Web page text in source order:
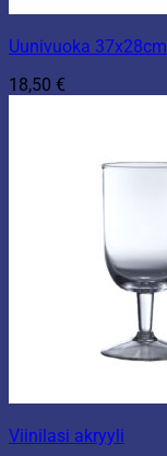
Uunivuoka 37x28cm
18,50 €
Viinilasi akryyli